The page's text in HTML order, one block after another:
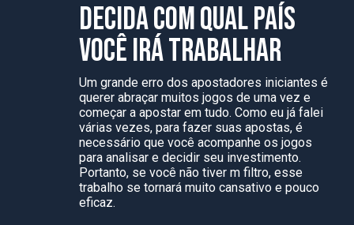
DECIDA COM QUAL PAÍS
VOCÊ IRÁ TRABALHAR
Um grande erro dos apostadores iniciantes é
querer abraçar muitos jogos de uma vez e
começar a apostar em tudo. Como eu já falei
várias vezes, para fazer suas apostas, é
necessário que você acompanhe os jogos
para analisar e decidir seu investimento.
Portanto, se você não tiver m filtro, esse
trabalho se tornará muito cansativo e pouco
eficaz.